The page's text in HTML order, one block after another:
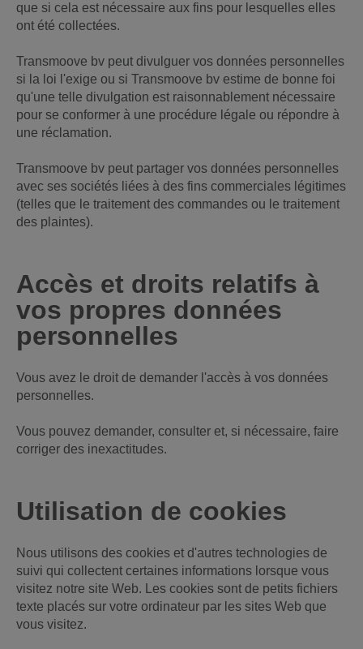
que si cela est nécessaire aux fins pour lesquelles elles
ont été collectées.
Transmoove bv peut divulguer vos données personnelles
si la loi l'exige ou si Transmoove bv estime de bonne foi
qu'une telle divulgation est raisonnablement nécessaire
pour se conformer à une procédure légale ou répondre à
une réclamation.
Transmoove bv peut partager vos données personnelles
avec ses sociétés liées à des fins commerciales légitimes
(telles que le traitement des commandes ou le traitement
des plaintes).
Accès et droits relatifs à
vos propres données
personnelles
Vous avez le droit de demander l'accès à vos données
personnelles.
Vous pouvez demander, consulter et, si nécessaire, faire
corriger des inexactitudes.
Utilisation de cookies
Nous utilisons des cookies et d'autres technologies de
suivi qui collectent certaines informations lorsque vous
visitez notre site Web. Les cookies sont de petits fichiers
texte placés sur votre ordinateur par les sites Web que
vous visitez.